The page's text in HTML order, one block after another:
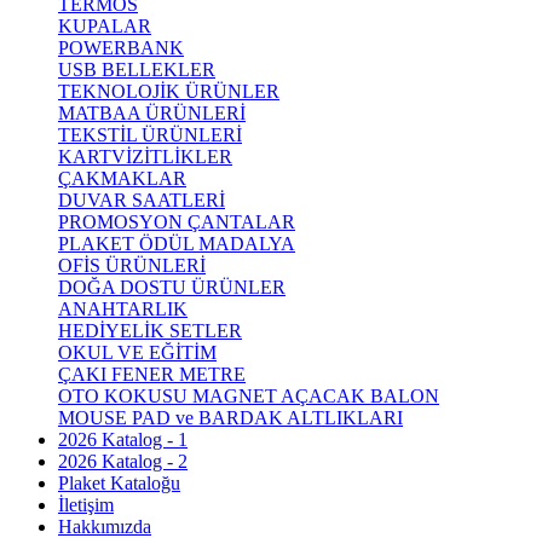
TERMOS
KUPALAR
POWERBANK
USB BELLEKLER
TEKNOLOJİK ÜRÜNLER
MATBAA ÜRÜNLERİ
TEKSTİL ÜRÜNLERİ
KARTVİZİTLİKLER
ÇAKMAKLAR
DUVAR SAATLERİ
PROMOSYON ÇANTALAR
PLAKET ÖDÜL MADALYA
OFİS ÜRÜNLERİ
DOĞA DOSTU ÜRÜNLER
ANAHTARLIK
HEDİYELİK SETLER
OKUL VE EĞİTİM
ÇAKI FENER METRE
OTO KOKUSU MAGNET AÇACAK BALON
MOUSE PAD ve BARDAK ALTLIKLARI
2026 Katalog - 1
2026 Katalog - 2
Plaket Kataloğu
İletişim
Hakkımızda